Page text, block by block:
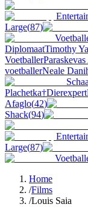
Large(87)
DiplomaatTimothy
Voetballer
voetballerNeale
Plachetka†Dierexpert
Afaglo(42)
Shack(94)
Large(87)
Home
/Films
/Louis Saia